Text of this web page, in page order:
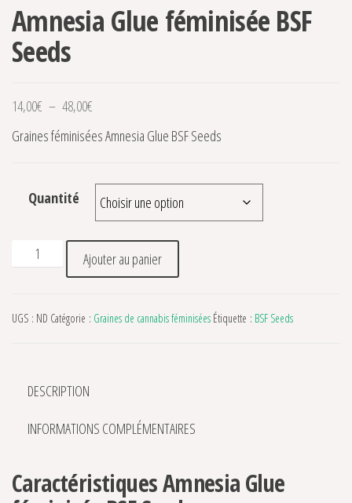
Amnesia Glue féminisée BSF
Seeds
14,00€ – 48,00€
Graines féminisées Amnesia Glue BSF Seeds
Quantité
quantité de Amnesia Glue féminisée BSF Seeds
Ajouter au panier
UGS : ND Catégorie : Graines de cannabis féminisées Étiquette : BSF Seeds
DESCRIPTION
INFORMATIONS COMPLÉMENTAIRES
Caractéristiques Amnesia Glue